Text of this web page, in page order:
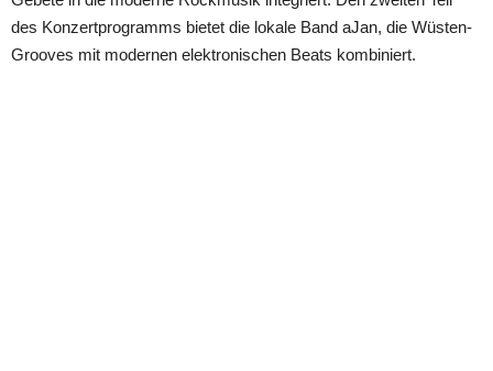
des Konzertprogramms bietet die lokale Band aJan, die Wüsten-
Grooves mit modernen elektronischen Beats kombiniert.